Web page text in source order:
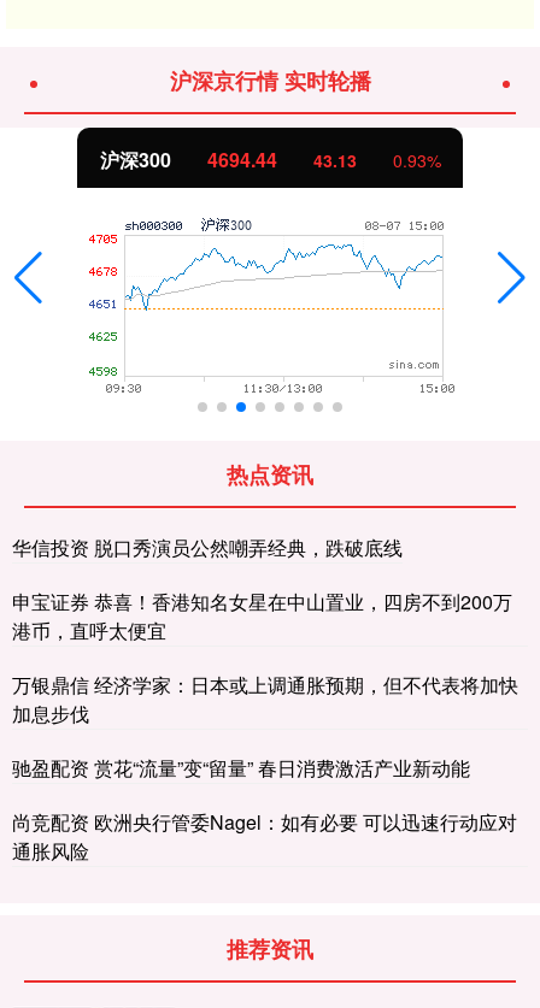
沪深京行情 实时轮播
沪深300 4694.44 43.13 0.93%
热点资讯
华信投资 脱口秀演员公然嘲弄经典，跌破底线
申宝证券 恭喜！香港知名女星在中山置业，四房不到200万
港币，直呼太便宜
万银鼎信 经济学家：日本或上调通胀预期，但不代表将加快
加息步伐
驰盈配资 赏花“流量”变“留量” 春日消费激活产业新动能
尚竞配资 欧洲央行管委Nagel：如有必要 可以迅速行动应对
通胀风险
推荐资讯